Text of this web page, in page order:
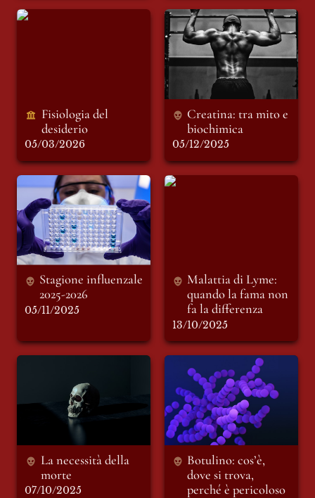
Fisiologia del
Fisiologia del
desiderio
05/03/2026
Creatina: tra mito e
biochimica
Creatina: tra mito e
biochimica
05/12/2025
Stagione influenzale
2025-2026
Stagione influenzale
2025-2026
05/11/2025
Malattia di Lyme:
Malattia di Lyme:
quando la fama non
fa la differenza
13/10/2025
La necessità della
La necessità della
morte
07/10/2025
Botulino: cos’è,
dove si trova,
perché è pericoloso
Botulino: cos’è,
dove si trova,
perché è pericoloso